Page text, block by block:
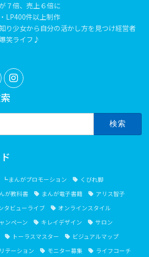
７倍、売上６倍に
LP400件以上制作
り少女から自分の活かし方を見つけ経営者
笑ライフ♪
┗まんがプロモーション
くびれ脚
が教科書 まんが電子書籍
アリス智子
タビューライブ
オンラインスタイル
ンペーン キレイデザイン
サロン
トーラスマスター
ビジュアルマップ
テーション モニター募集
ライフコーチ